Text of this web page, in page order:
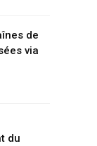
de
via
du